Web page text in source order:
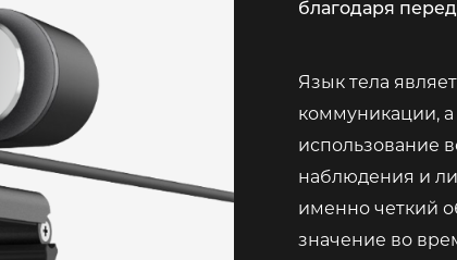
благодаря
Язык тела
коммуникации,
использование
наблюдения и
именно четкий
значение во